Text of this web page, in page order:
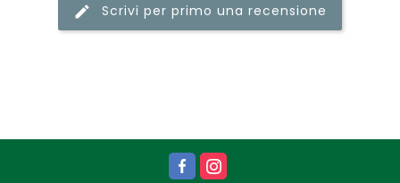
Scrivi per primo una recensione